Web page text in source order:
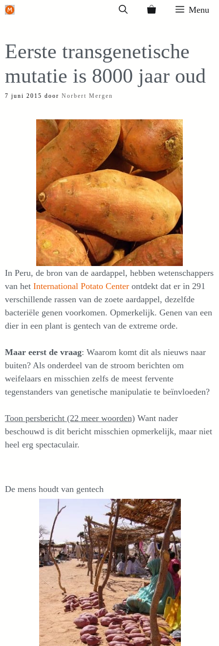
Ga
inhoud
Menu
Eerste transgenetische
mutatie is 8000 jaar oud
7 juni 2015 door Norbert Mergen
In Peru, de bron van de aardappel, hebben wetenschappers
van het International Potato Center ontdekt dat er in 291
verschillende rassen van de zoete aardappel, dezelfde
bacteriële genen voorkomen. Opmerkelijk. Genen van een
dier in een plant is gentech van de extreme orde.
Maar eerst de vraag: Waarom komt dit als nieuws naar
buiten? Als onderdeel van de stroom berichten om
weifelaars en misschien zelfs de meest fervente
tegenstanders van genetische manipulatie te beïnvloeden?
Toon persbericht (22 meer woorden) Want nader
beschouwd is dit bericht misschien opmerkelijk, maar niet
heel erg spectaculair.
De mens houdt van gentech